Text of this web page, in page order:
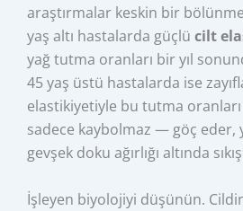
araştırmalar keskin bir
yaş altı hastalarda güçlücilt
yağ tutma oranları bir yıl
45 yaş üstü hastalarda ise
elastikiyetiyle bu tutma
sadece kaybolmaz — göç eder,
gevşek doku ağırlığı altında
İşleyen biyolojiyi düşünün.